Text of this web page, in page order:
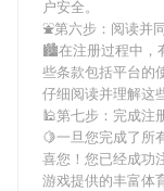
户安全。
⛲️第六步：阅读并
🏙在注册过程中，
些条款包括平台的
仔细阅读并理解这
🕌第七步：完成注
🍋一旦您完成了所
喜您！您已经成功
游戏提供的丰富体